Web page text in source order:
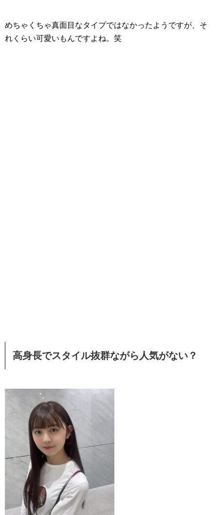
めちゃくちゃ真面目なタイプではなかったようですが、そ
れくらい可愛いもんですよね。笑
高身長でスタイル抜群ながら人気がない？